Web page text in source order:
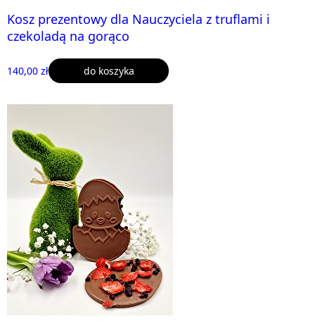
Kosz prezentowy dla Nauczyciela z truflami i
czekoladą na gorąco
140,00 zł do koszyka